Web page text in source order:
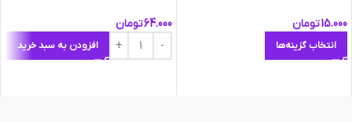
15.000تومان
انتخاب گزینه‌ها
64.000تومان
افزودن به سبد خرید